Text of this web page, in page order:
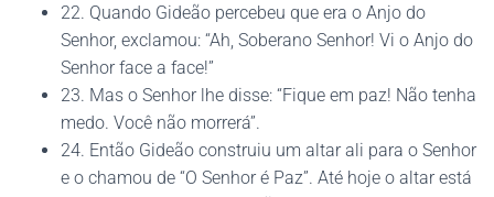
22. Quando Gideão percebeu que era o Anjo do
Senhor, exclamou: “Ah, Soberano Senhor! Vi o Anjo do
Senhor face a face!”
23. Mas o Senhor lhe disse: “Fique em paz! Não tenha
medo. Você não morrerá”.
24. Então Gideão construiu um altar ali para o Senhor
e o chamou de “O Senhor é Paz”. Até hoje o altar está